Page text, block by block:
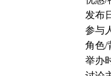
发布
参与
角色/
举办